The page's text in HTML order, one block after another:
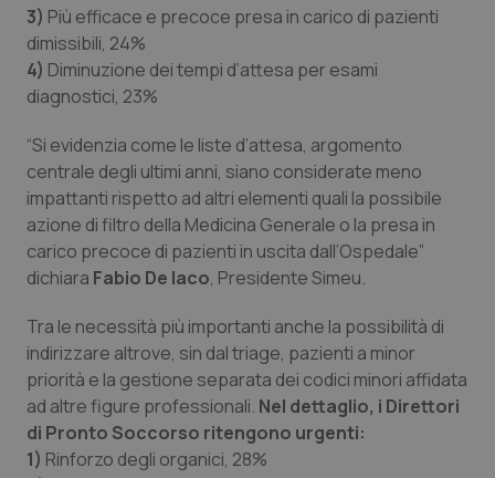
3) Più efficace e precoce presa in carico di pazienti
dimissibili, 24%
4) Diminuzione dei tempi d’attesa per esami
diagnostici, 23%
“Si evidenzia come le liste d’attesa, argomento
centrale degli ultimi anni, siano considerate meno
impattanti rispetto ad altri elementi quali la possibile
azione di filtro della Medicina Generale o la presa in
carico precoce di pazienti in uscita dall’Ospedale”
dichiara Fabio De Iaco, Presidente Simeu.
Tra le necessità più importanti anche la possibilità di
indirizzare altrove, sin dal triage, pazienti a minor
priorità e la gestione separata dei codici minori affidata
ad altre figure professionali. Nel dettaglio, i Direttori
di Pronto Soccorso ritengono urgenti:
1) Rinforzo degli organici, 28%